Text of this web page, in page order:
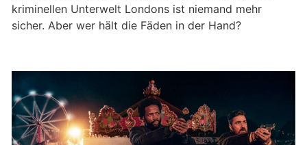
kriminellen Unterwelt Londons ist niemand mehr
sicher. Aber wer hält die Fäden in der Hand?